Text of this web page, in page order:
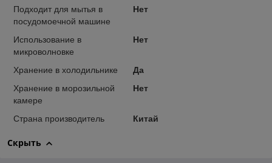
Подходит для мытья в
посудомоечной машине
Нет
Использование в
микроволновке
Нет
Хранение в холодильнике
Да
Хранение в морозильной
камере
Нет
Страна производитель Китай
Скрыть